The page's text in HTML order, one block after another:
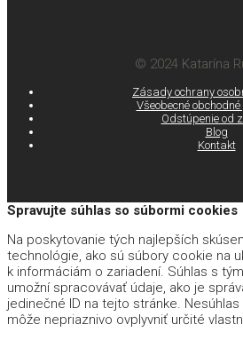
© 2024 Katarína
Zásady ochrany
Všeobecné
Odstúpenie od
Blog
Kontakt
Spravujte súhlas so súbormi cookies
Na poskytovanie tých najlepších
technológie, ako sú súbory cookie na
k informáciám o zariadení. Súhlas s
umožní spracovávať údaje, ako je
jedinečné ID na tejto stránke.
môže nepriaznivo ovplyvniť určité